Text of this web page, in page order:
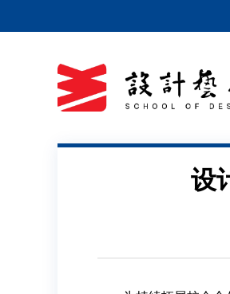
设